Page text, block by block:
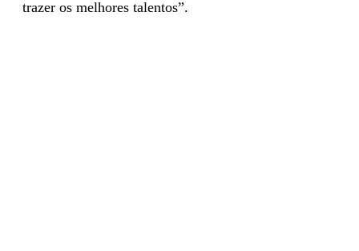
trazer os melhores talentos”.